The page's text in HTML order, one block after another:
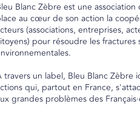
Blanc Zèbre est une
au cœur de son action la
(associations, entreprises,
pour résoudre les fractures
travers un label, Bleu Blanc Zèbre
qui, partout en France,
grandes problèmes des